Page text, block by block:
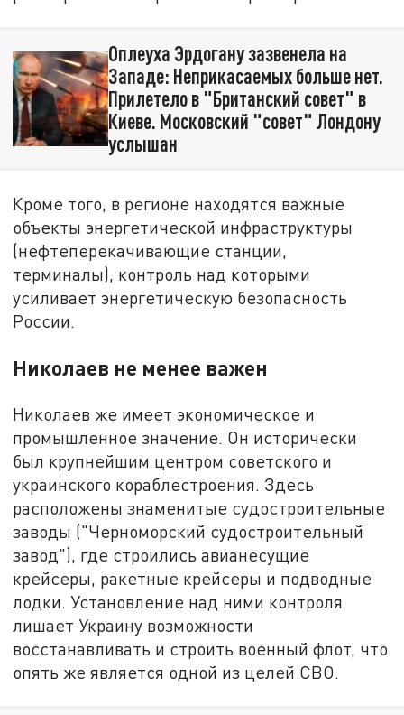
Оплеуха Эрдогану зазвенела на
Западе: Неприкасаемых больше нет.
Прилетело в "Британский совет" в
Киеве. Московский "совет" Лондону
услышан
Кроме того, в регионе находятся важные
объекты энергетической инфраструктуры
(нефтеперекачивающие станции,
терминалы), контроль над которыми
усиливает энергетическую безопасность
России.
Николаев не менее важен
Николаев же имеет экономическое и
промышленное значение. Он исторически
был крупнейшим центром советского и
украинского кораблестроения. Здесь
расположены знаменитые судостроительные
заводы ("Черноморский судостроительный
завод"), где строились авианесущие
крейсеры, ракетные крейсеры и подводные
лодки. Установление над ними контроля
лишает Украину возможности
восстанавливать и строить военный флот, что
опять же является одной из целей СВО.